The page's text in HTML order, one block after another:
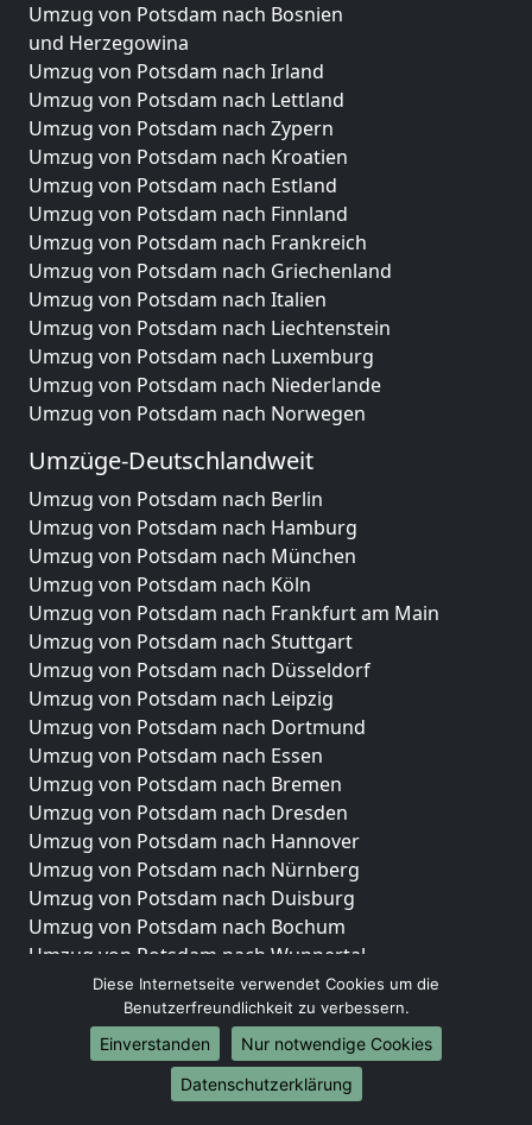
Umzug von Potsdam nach Bosnien
und Herzegowina
Umzug von Potsdam nach Irland
Umzug von Potsdam nach Lettland
Umzug von Potsdam nach Zypern
Umzug von Potsdam nach Kroatien
Umzug von Potsdam nach Estland
Umzug von Potsdam nach Finnland
Umzug von Potsdam nach Frankreich
Umzug von Potsdam nach Griechenland
Umzug von Potsdam nach Italien
Umzug von Potsdam nach Liechtenstein
Umzug von Potsdam nach Luxemburg
Umzug von Potsdam nach Niederlande
Umzug von Potsdam nach Norwegen
Umzüge-Deutschlandweit
Umzug von Potsdam nach Berlin
Umzug von Potsdam nach Hamburg
Umzug von Potsdam nach München
Umzug von Potsdam nach Köln
Umzug von Potsdam nach Frankfurt am Main
Umzug von Potsdam nach Stuttgart
Umzug von Potsdam nach Düsseldorf
Umzug von Potsdam nach Leipzig
Umzug von Potsdam nach Dortmund
Umzug von Potsdam nach Essen
Umzug von Potsdam nach Bremen
Umzug von Potsdam nach Dresden
Umzug von Potsdam nach Hannover
Umzug von Potsdam nach Nürnberg
Umzug von Potsdam nach Duisburg
Umzug von Potsdam nach Bochum
Umzug von Potsdam nach Wuppertal
Umzug von Potsdam nach Bielefeld
Umzug von Potsdam nach Bonn
Umzug von Potsdam nach Münster
Internationale-Umzüge
Diese Internetseite verwendet Cookies um die
Benutzerfreundlichkeit zu verbessern.
Einverstanden
Nur notwendige Cookies
Datenschutzerklärung